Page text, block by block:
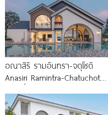
อณาสิริ รามอินทรา-จตุโชติ
Anasiri Ramintra-Chatuchot
ใกล้ทางด่วน 2